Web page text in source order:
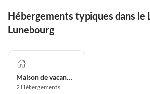
Hébergements typiques dans le
Lunebourg
Maison de vacances
2 Hébergements